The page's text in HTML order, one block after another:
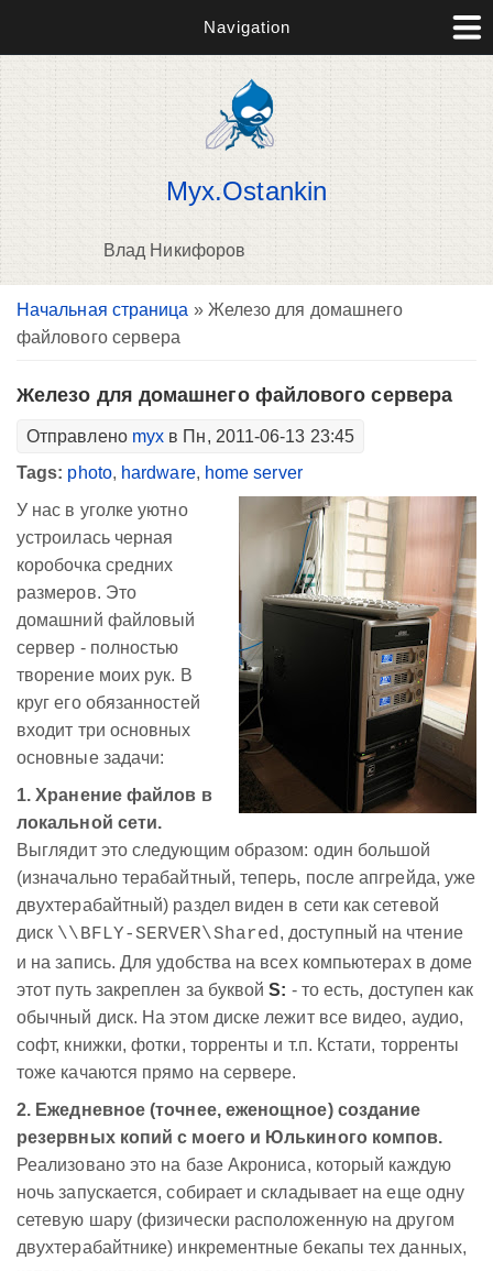
Navigation
Myx.Ostankin
Влад Никифоров
Вы здесь
Начальная страница » Железо для домашнего
файлового сервера
Железо для домашнего файлового сервера
Отправлено myx в Пн, 2011-06-13 23:45
Tags: photo, hardware, home server
У нас в уголке уютно
устроилась черная
коробочка средних
размеров. Это
домашний файловый
сервер - полностью
творение моих рук. В
круг его обязанностей
входит три основных
основные задачи:
1. Хранение файлов в
локальной сети.
Выглядит это следующим образом: один большой
(изначально терабайтный, теперь, после апгрейда, уже
двухтерабайтный) раздел виден в сети как сетевой
диск \\BFLY-SERVER\Shared, доступный на чтение
и на запись. Для удобства на всех компьютерах в доме
этот путь закреплен за буквойS: - то есть, доступен как
обычный диск. На этом диске лежит все видео, аудио,
софт, книжки, фотки, торренты и т.п. Кстати, торренты
тоже качаются прямо на сервере.
2. Ежедневное (точнее, еженощное) создание
резервных копий с моего и Юлькиного компов.
Реализовано это на базе Акрониса, который каждую
ночь запускается, собирает и складывает на еще одну
сетевую шару (физически расположенную на другом
двухтерабайтнике) инкрементные бекапы тех данных,